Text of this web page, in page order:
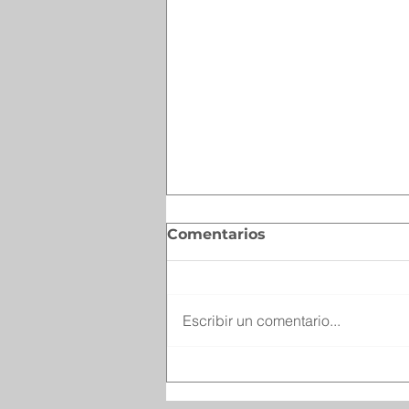
Comentarios
Escribir un comentario...